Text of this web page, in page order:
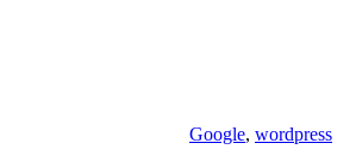
Google, wordpress